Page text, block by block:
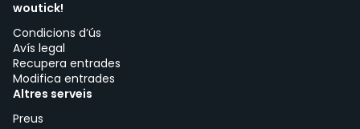
woutick!
Condicions d’ús
Avís legal
Recupera entrades
Modifica entrades
Altres serveis
Preus